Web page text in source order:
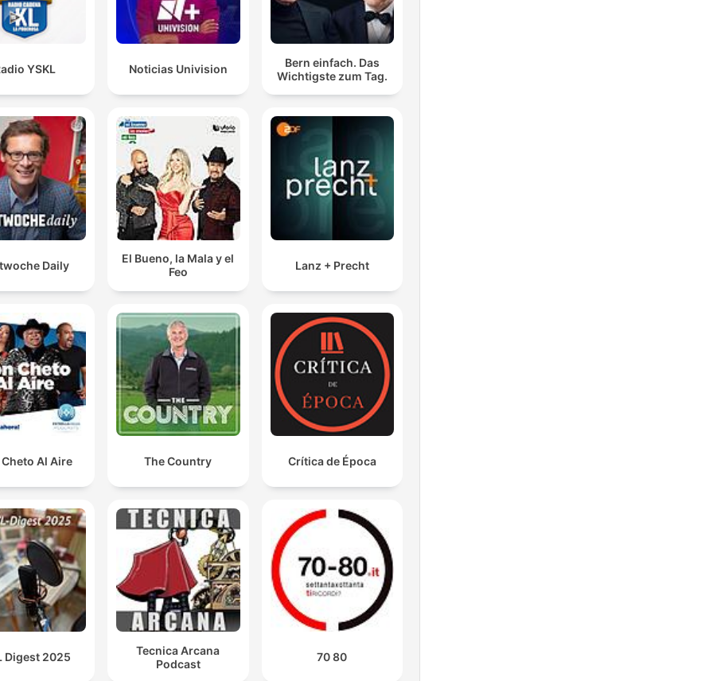
YSKL Noticias Univision
Bern einfach. Das
Wichtigste zum Tag.
Daily
El Bueno, la Mala y el
Feo
Lanz + Precht
Al Aire The Country Crítica de Época
Digest 2025
Tecnica Arcana
Podcast
70 80